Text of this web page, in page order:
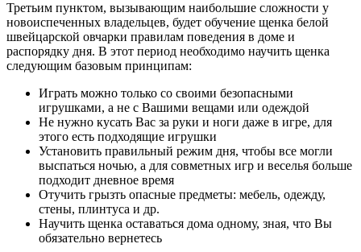
Третьим пунктом, вызывающим наибольшие сложности у
новоиспеченных владельцев, будет обучение щенка белой
швейцарской овчарки правилам поведения в доме и
распорядку дня. В этот период необходимо научить щенка
следующим базовым принципам:
Играть можно только со своими безопасными
игрушками, а не с Вашими вещами или одеждой
Не нужно кусать Вас за руки и ноги даже в игре, для
этого есть подходящие игрушки
Установить правильный режим дня, чтобы все могли
выспаться ночью, а для совметных игр и веселья больше
подходит дневное время
Отучить грызть опасные предметы: мебель, одежду,
стены, плинтуса и др.
Научить щенка оставаться дома одному, зная, что Вы
обязательно вернетесь